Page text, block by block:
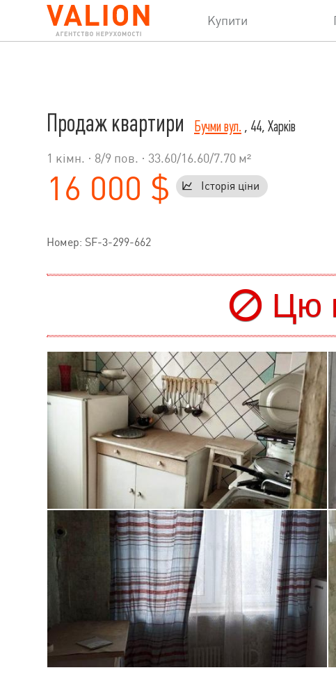
Купити
Продаж квартири Бучми вул. , 44, Харків
1 кімн. · 8/9 пов. · 33.60/16.60/7.70 м²
16 000 $ Історія ціни
Номер: SF-3-299-662
Цю